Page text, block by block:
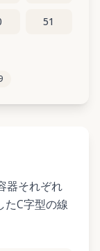
51
器それぞれ
たC字型の線